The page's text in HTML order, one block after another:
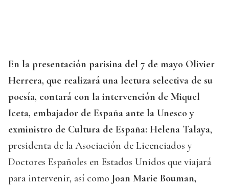
En la presentación parisina del 7 de mayo Olivier
Herrera, que realizará una lectura selectiva de su
poesía, contará con la intervención de Miquel
Iceta, embajador de España ante la Unesco y
exministro de Cultura de España: Helena Talaya,
presidenta de la Asociación de Licenciados y
Doctores Españoles en Estados Unidos que viajará
para intervenir, así como Joan Marie Bouman,